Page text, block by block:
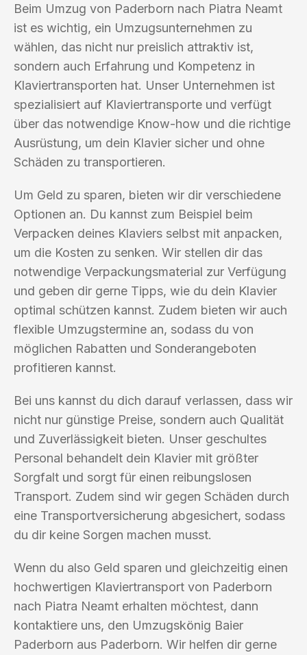
Beim Umzug von Paderborn nach Piatra Neamt
ist es wichtig, ein Umzugsunternehmen zu
wählen, das nicht nur preislich attraktiv ist,
sondern auch Erfahrung und Kompetenz in
Klaviertransporten hat. Unser Unternehmen ist
spezialisiert auf Klaviertransporte und verfügt
über das notwendige Know-how und die richtige
Ausrüstung, um dein Klavier sicher und ohne
Schäden zu transportieren.
Um Geld zu sparen, bieten wir dir verschiedene
Optionen an. Du kannst zum Beispiel beim
Verpacken deines Klaviers selbst mit anpacken,
um die Kosten zu senken. Wir stellen dir das
notwendige Verpackungsmaterial zur Verfügung
und geben dir gerne Tipps, wie du dein Klavier
optimal schützen kannst. Zudem bieten wir auch
flexible Umzugstermine an, sodass du von
möglichen Rabatten und Sonderangeboten
profitieren kannst.
Bei uns kannst du dich darauf verlassen, dass wir
nicht nur günstige Preise, sondern auch Qualität
und Zuverlässigkeit bieten. Unser geschultes
Personal behandelt dein Klavier mit größter
Sorgfalt und sorgt für einen reibungslosen
Transport. Zudem sind wir gegen Schäden durch
eine Transportversicherung abgesichert, sodass
du dir keine Sorgen machen musst.
Wenn du also Geld sparen und gleichzeitig einen
hochwertigen Klaviertransport von Paderborn
nach Piatra Neamt erhalten möchtest, dann
kontaktiere uns, den Umzugskönig Baier
Paderborn aus Paderborn. Wir helfen dir gerne